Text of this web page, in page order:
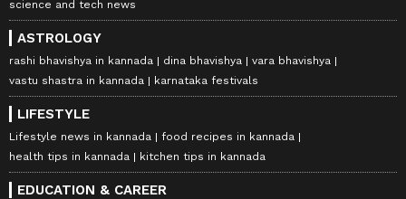
science and tech news
ASTROLOGY
rashi bhavishya in kannada dina bhavishya
vara bhavishya
vastu shastra in kannada
karnataka festivals
LIFESTYLE
Lifestyle news in kannada
food recipes in kannada
health tips in kannada
kitchen tips in kannada
EDUCATION & CAREER